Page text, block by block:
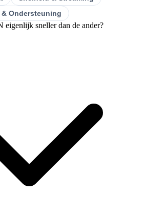
Ondersteuning
eigenlijk sneller dan de ander?